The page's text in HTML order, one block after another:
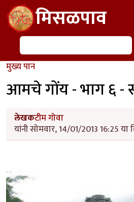
Skip to main contentमिसळपाव
शोध
मुख्य पान
आमचे गोंय - भाग ६ -
लेखकटीम गोवा
यांनी सोमवार, 14/01/2013 16:25